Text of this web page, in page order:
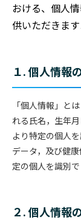
おける、個人
供いただきます
１. 個人情報
「個人情報」と
れる氏名，生年
より特定の個人
データ，及び健
定の個人を識別
２. 個人情報